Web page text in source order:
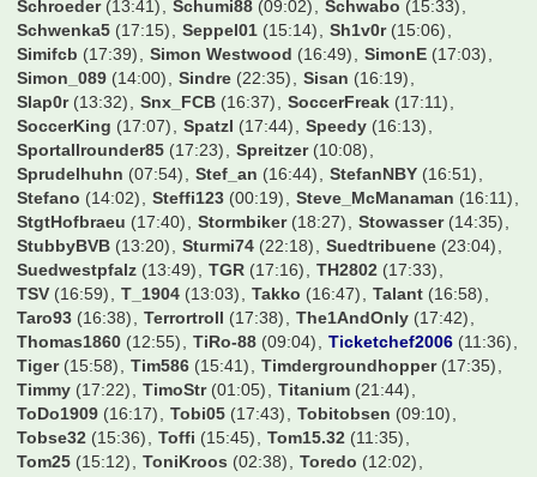
Ni7co(12:30) Nico1701(14:05) NicoO(16:19) Nik96(19:54)
Niklas95(23:16) NilS04(19:01) Nils_01(14:38)
Norsinger(06:37) Norton51(16:59) NurderHSV(09:46)
OGG(18:49) Obelix1301(17:04) Oecher (12:18)
OlympiC(07:18) OnitUr(17:39) Onkel(17:13) Oole(11:08)
Otte1997(16:54) Owler(04:03) Oz84(17:36) P4tr1ck
PM2006(16:41) Panthera1909(11:50) Pat.B.
Patrick85(11:19) Paule_Junior(13:37) Pete15(21:38)
Peter324(07:15) PeterPlautze(15:08) Pez(17:42)
Pforte(16:13) Phil93257(17:15) Philipp09(17:00)
Pierre52(16:18) Pionier(17:26) Poets90(22:17)
Pokermon11(07:58) Pruggel(00:13) PtoTheWee(08:27)
Quizmeister (05:12) RC-Jonny(11:07) RM1902(16:06)
Rakete (16:04) Rausch089(11:53) Ravensburger77(22:22)
Rehtnap(17:33) Rene209(13:48) Rinnetaler(17:21)
Robben1(15:22) Robinho(00:55) Robsn67(04:36)
Rock'n'Goal(15:44) RollingStone(01:10)
Rooney1887(15:58) Rosicky10(13:08) Rothose1887
Roundhopper53(15:39) S04Father(14:04)
S04Wittener(16:33) Salito0794(13:25)